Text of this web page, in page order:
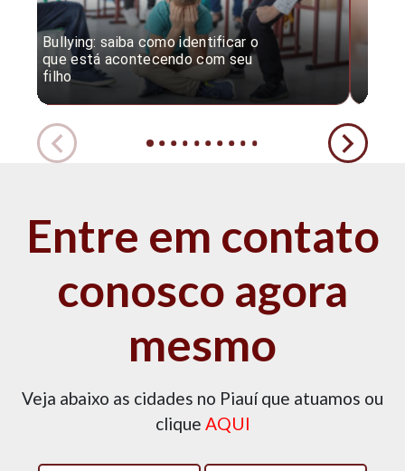
Bullying: saiba como identificar o
que está acontecendo com seu
filho
Entre em contato
conosco agora
mesmo
Veja abaixo as cidades no Piauí que atuamos ou
clique AQUI